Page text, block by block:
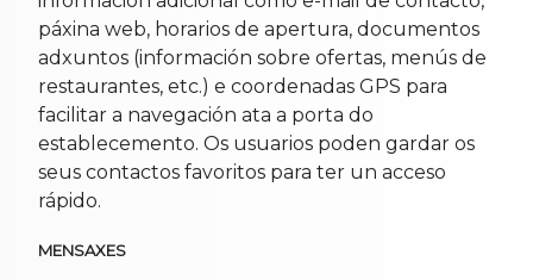
páxina web, horarios de apertura, documentos
adxuntos (información sobre ofertas, menús de
restaurantes, etc.) e coordenadas GPS para
facilitar a navegación ata a porta do
establecemento. Os usuarios poden gardar os
seus contactos favoritos para ter un acceso
rápido.
MENSAXES